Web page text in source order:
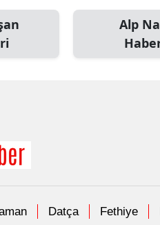
Alp
Datça Fethiye